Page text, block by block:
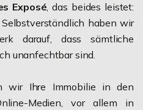
Exposé, das beides leistet:
haben wir
darauf, dass sämtliche
unanfechtbar sind.
wir Ihre Immobilie in den
Medien, vor allem in